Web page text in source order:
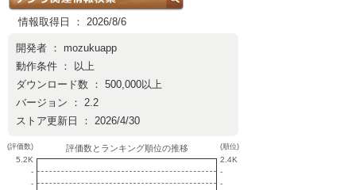
情報取得日 ： 2026/8/6
開発者 ： mozukuapp
動作条件 ： 以上
ダウンロード数 ： 500,000以上
バージョン ： 2.2
ストア更新日 ： 2026/4/30
(評価数)
5.2K
-
-
評価数とランキング順位の推移 (順位)
2.4K
-
-